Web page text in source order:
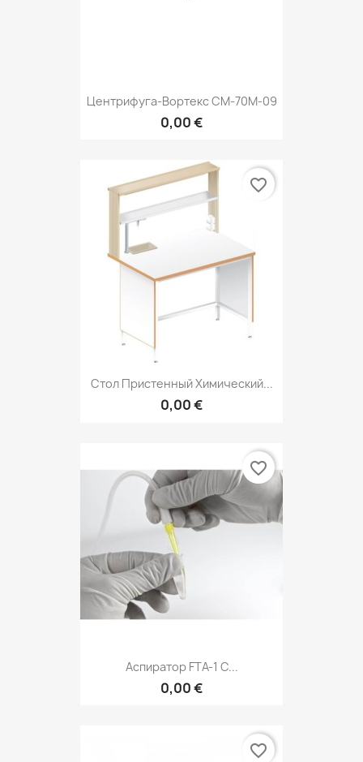
Центрифуга-Вортекс СМ-70M-09
0,00 €
Стол Пристенный Химический...
0,00 €
favorite_border
Аспиратор FTA-1 C...
0,00 €
favorite_border
favorite_border